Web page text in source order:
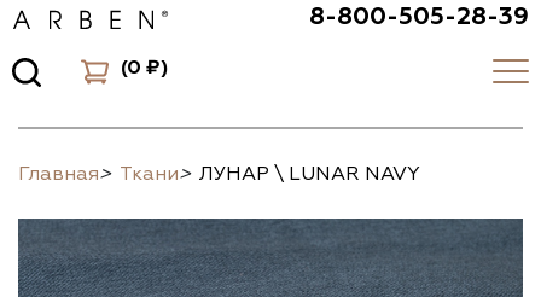
8-800-505-28-39
(0 ₽)
Главная> Ткани> ЛУНАР \ LUNAR NAVY